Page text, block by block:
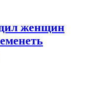
женщин